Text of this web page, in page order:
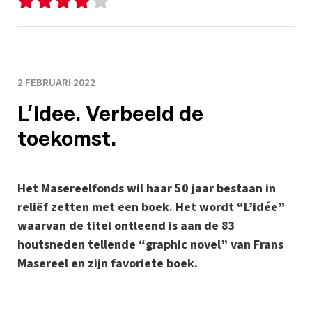
2 FEBRUARI 2022
L’Idee. Verbeeld de
toekomst.
Het Masereelfonds wil haar 50 jaar bestaan in
reliëf zetten met een boek. Het wordt “L’idée”
waarvan de titel ontleend is aan de 83
houtsneden tellende “graphic novel” van Frans
Masereel en zijn favoriete boek.